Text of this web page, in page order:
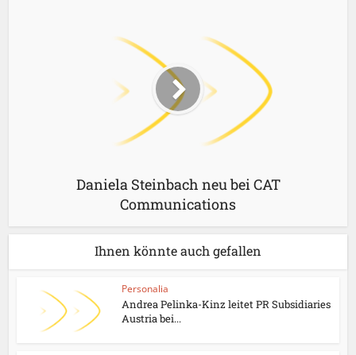
Daniela Steinbach neu bei CAT
Communications
Ihnen könnte auch gefallen
Personalia
Andrea Pelinka-Kinz leitet PR Subsidiaries
Austria bei...